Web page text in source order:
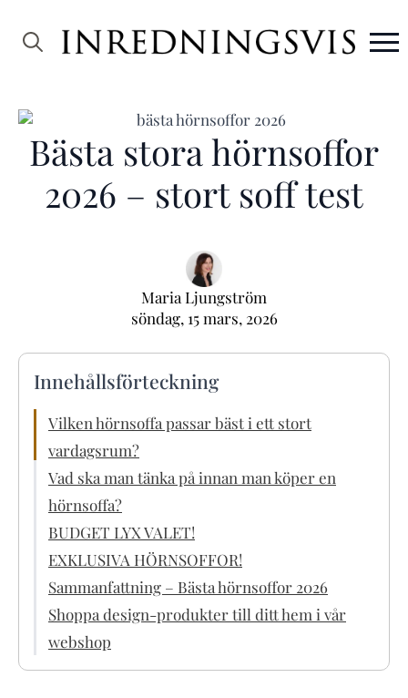
Bästa stora hörnsoffor
2026 – stort soff test
Maria Ljungström
söndag, 15 mars, 2026
Innehållsförteckning
Vilken hörnsoffa passar bäst i ett stort
vardagsrum?
Vad ska man tänka på innan man köper en
hörnsoffa?
BUDGET LYX VALET!
EXKLUSIVA HÖRNSOFFOR!
Sammanfattning – Bästa hörnsoffor 2026
Shoppa design-produkter till ditt hem i vår
webshop